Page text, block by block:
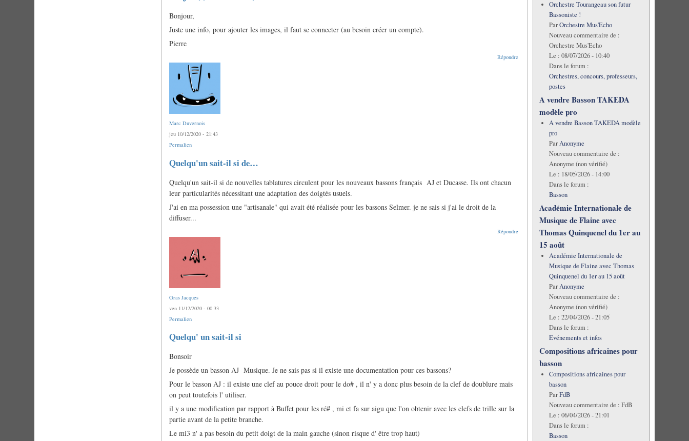
Bonjour,
Juste une info, pour ajouter les images, il faut se connecter (au besoin créer un compte).
Pierre
Répondre
Marc Duvernois
jeu 10/12/2020 - 21:43
Permalien
Quelqu'un sait-il si de…
Quelqu'un sait-il si de nouvelles tablatures circulent pour les nouveaux bassons français AJ et Ducasse. Ils ont chacun
leur particularités nécessitant une adaptation des doigtés usuels.
J'ai en ma possession une "artisanale" qui avait été réalisée pour les bassons Selmer. je ne sais si j'ai le droit de la
diffuser...
Répondre
Gras Jacques
ven 11/12/2020 - 00:33
Permalien
En
réponse
Quelqu'un
il
de…
par
Duvernois
Quelqu' un sait-il si
Bonsoir
Je possède un basson AJ Musique. Je ne sais pas si il existe une documentation pour ces bassons?
Pour le basson AJ : il existe une clef au pouce droit pour le do# , il n' y a donc plus besoin de la clef de doublure mais
on peut toutefois l' utiliser.
il y a une modification par rapport à Buffet pour les ré# , mi et fa sur aigu que l'on obtenir avec les clefs de trille sur la
partie avant de la petite branche.
Le mi3 n' a pas besoin du petit doigt de la main gauche (sinon risque d' être trop haut)
Orchestre Tourangeau son futur
Bassoniste !
ParOrchestre Mus'Echo
Nouveau commentaire de :
Orchestre Mus'Echo
Le : 08/07/2026 - 10:40
Dans le forum :
Orchestres, concours, professeurs,
postes
A vendre Basson TAKEDA
modèle pro
A vendre Basson TAKEDA modèle
pro
ParAnonyme
Nouveau commentaire de :
Anonyme (non vérifié)
Le : 18/05/2026 - 14:00
Dans le forum :
Basson
Académie Internationale de
Musique de Flaine avec
Thomas Quinquenel du 1er au
15 août
Académie Internationale de
Musique de Flaine avec Thomas
Quinquenel du 1er au 15 août
ParAnonyme
Nouveau commentaire de :
Anonyme (non vérifié)
Le : 22/04/2026 - 21:05
Dans le forum :
Evénements et infos
Compositions africaines pour
basson
Compositions africaines pour
basson
ParFdB
Nouveau commentaire de : FdB
Le : 06/04/2026 - 21:01
Dans le forum :
Basson